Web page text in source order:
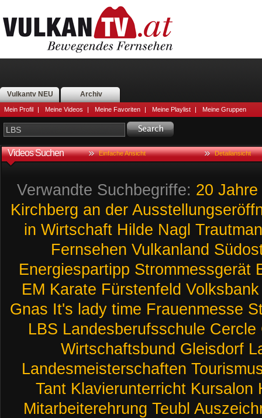
Vulkantv NEU Archiv
Mein Profil | Meine Videos | Meine Favoriten | Meine Playlist | Meine Gruppen
Videos Suchen Einfache Ansicht Detailansicht
Verwandte Suchbegriffe: 20 Jahre
Kirchberg an der
in Wirtschaft Hilde Nagl
Fernsehen Vulkanland
Energiespartipp Strommessgerät
EM Karate Fürstenfeld Volksbank
Gnas It's lady time Frauenmesse
LBS Landesberufsschule Cercle
Wirtschaftsbund Gleisdorf
Landesmeisterschaften
Tant Klavierunterricht Kursalon
Mitarbeiterehrung Teubl